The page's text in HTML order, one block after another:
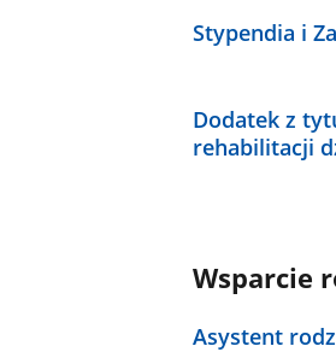
Stypendia i
Dodatek z
rehabilitacji
Wsparcie
Asystent